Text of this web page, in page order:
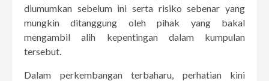
diumumkan sebelum ini serta risiko sebenar yang
mungkin ditanggung oleh pihak yang bakal
mengambil alih kepentingan dalam kumpulan
tersebut.
Dalam perkembangan terbaharu, perhatian kini